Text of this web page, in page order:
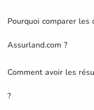
Pourquoi comparer les
Assurland.com ?
Comment avoir les
?